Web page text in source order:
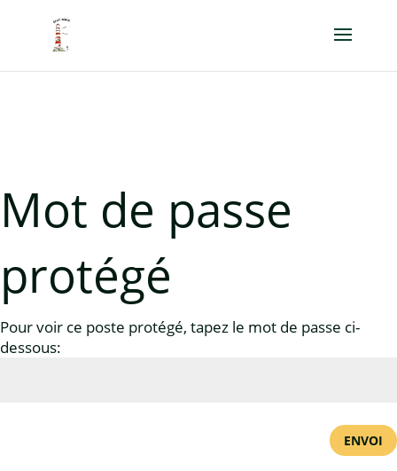
Mot de passe
protégé
Pour voir ce poste protégé, tapez le mot de passe ci-
dessous:
ENVOI